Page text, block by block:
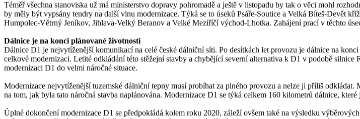
Téměř všechna stanoviska už má ministerstvo dopravy pohromadě a ještě v listopadu by tak o věci mohl
by měly být vypsány tendry na další vlnu modernizace. Týká se to úseků Psáře-Soutice a Velká Bíteš-Devět
Humpolec-Větrný Jeníkov, Jihlava-Velký Beranov a Velké Meziříčí východ-Lhotka. Zahájení prací v těchto
Dálnice je na konci plánované životnosti
Dálnice D1 je nejvytíženější komunikací na celé české dálniční síti. Po desítkách let provozu je dálnice na
celkové modernizaci. Letité odkládání této stěžejní stavby a chybějící severní alternativa k D1 v podobě
modernizaci D1 do velmi náročné situace.
Modernizace nejvytíženější tuzemské dálniční tepny musí probíhat za plného provozu a nelze ji příliš
na tom, jak byla tato náročná stavba naplánována. Modernizace D1 se týká celkem 160 kilometrů dálnice,
Úplné dokončení modernizace D1 se předpokládá kolem roku 2020, záleží ovšem také na výsledku